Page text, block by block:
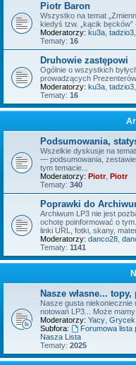
Piotr Baron
Wszystko na temat
kiedyś tzw. „kącik
Moderatorzy: ku3a tadzio3
Tematy: 16
Druhowie zastępowi
Ogólnie o wszystkich
prowadzących Prezenterów
Moderatorzy: ku3a tadzio3
Tematy: 16
Podsumowania,
Wszelkie dyskusje na
— podsumowania,
tym temacie...
Moderatorzy: Piotr, Piotr
Tematy: 340
Poprawki do
Archiwum LP3 nie jest
ochotę poinformować o
linki URL, fotki, skany,
Moderatorzy: danco28
Tematy: 1141
Nasze własne...
Nasze gusta
notowań LP3... Może
Moderatorzy: Yacy Grycek
Subfora:
Forumowa lista
Nasza Lista
Tematy: 2025